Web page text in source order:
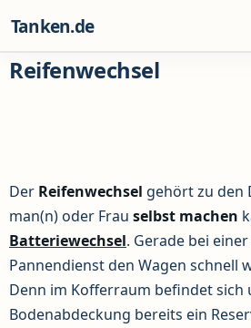
Tanken.de
Reifenwechsel
Der Reifenwechsel gehört zu den
man(n) oder Frau selbst machen
Batteriewechsel. Gerade bei
Pannendienst den Wagen schnell
Denn im Kofferraum befindet sich
Bodenabdeckung bereits ein